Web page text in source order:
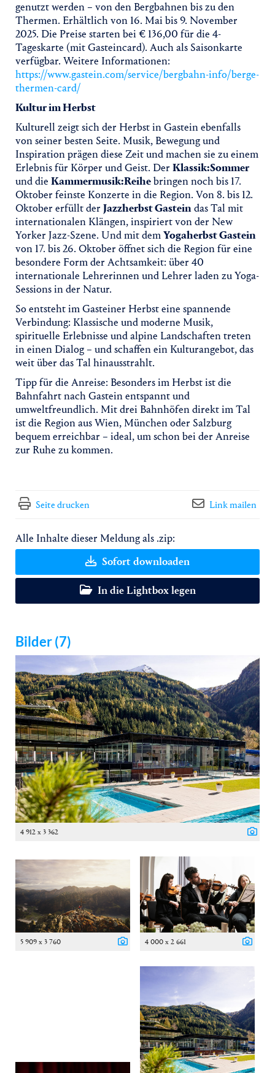
genutzt werden – von den Bergbahnen bis zu den
Thermen. Erhältlich von 16. Mai bis 9. November
2025. Die Preise starten bei € 136,00 für die 4-
Tageskarte (mit Gasteincard). Auch als Saisonkarte
verfügbar. Weitere Informationen:
https://www.gastein.com/service/bergbahn-info/berge-
thermen-card/
Kultur im Herbst
Kulturell zeigt sich der Herbst in Gastein ebenfalls
von seiner besten Seite. Musik, Bewegung und
Inspiration prägen diese Zeit und machen sie zu einem
Erlebnis für Körper und Geist. Der Klassik:Sommer
und die Kammermusik:Reihebringen noch bis 17.
Oktober feinste Konzerte in die Region. Von 8. bis 12.
Oktober erfüllt der Jazzherbst Gasteindas Tal mit
internationalen Klängen, inspiriert von der New
Yorker Jazz-Szene. Und mit demYogaherbst Gastein
von 17. bis 26. Oktober öffnet sich die Region für eine
besondere Form der Achtsamkeit: über 40
internationale Lehrerinnen und Lehrer laden zu Yoga-
Sessions in der Natur.
So entsteht im Gasteiner Herbst eine spannende
Verbindung: Klassische und moderne Musik,
spirituelle Erlebnisse und alpine Landschaften treten
in einen Dialog – und schaffen ein Kulturangebot, das
weit über das Tal hinausstrahlt.
Tipp für die Anreise: Besonders im Herbst ist die
Bahnfahrt nach Gastein entspannt und
umweltfreundlich. Mit drei Bahnhöfen direkt im Tal
ist die Region aus Wien, München oder Salzburg
bequem erreichbar – ideal, um schon bei der Anreise
zur Ruhe zu kommen.
Seite drucken Link mailen
Alle Inhalte dieser Meldung als .zip:
Sofort downloaden
In die Lightbox legen
Bilder (7)
4 912 x 3 362
5 909 x 3 760 4 000 x 2 661